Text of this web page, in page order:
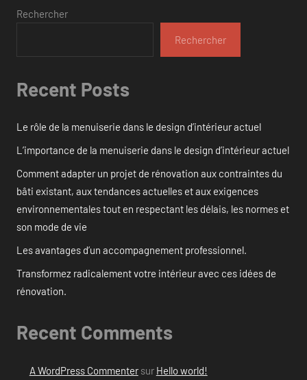
Rechercher
Rechercher
Recent Posts
Le rôle de la menuiserie dans le design d’intérieur actuel
L’importance de la menuiserie dans le design d’intérieur actuel
Comment adapter un projet de rénovation aux contraintes du
bâti existant, aux tendances actuelles et aux exigences
environnementales tout en respectant les délais, les normes et
son mode de vie
Les avantages d’un accompagnement professionnel.
Transformez radicalement votre intérieur avec ces idées de
rénovation.
Recent Comments
A WordPress Commentersur Hello world!